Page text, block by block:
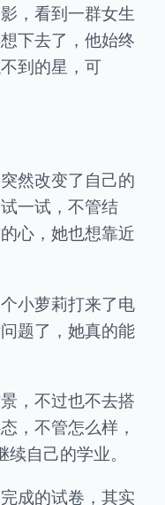
，看到一群女生
下去了，他始终
到的星，可
然改变了自己的
一试，不管结
心，她也想靠近
小萝莉打来了电
题了，她真的能
，不过也不去搭
，不管怎么样，
自己的学业。
成的试卷，其实